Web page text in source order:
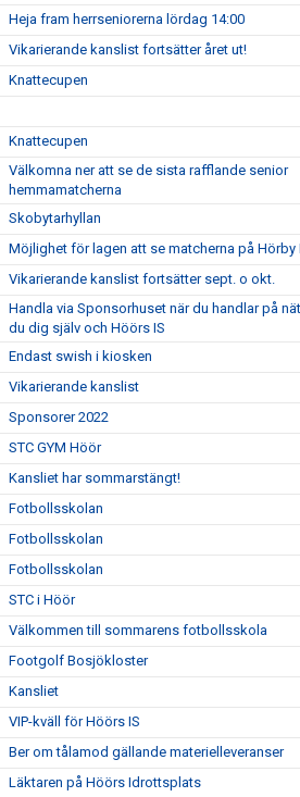
Heja fram herrseniorerna lördag 14:00
Vikarierande kanslist fortsätter året ut!
Knattecupen
Knattecupen
Välkomna ner att se de sista rafflande senior
hemmamatcherna
Skobytarhyllan
Möjlighet för lagen att se matcherna på Hörby
Vikarierande kanslist fortsätter sept. o okt.
Handla via Sponsorhuset när du handlar på
du dig själv och Höörs IS
Endast swish i kiosken
Vikarierande kanslist
Sponsorer 2022
STC GYM Höör
Kansliet har sommarstängt!
Fotbollsskolan
Fotbollsskolan
Fotbollsskolan
STC i Höör
Välkommen till sommarens fotbollsskola
Footgolf Bosjökloster
Kansliet
VIP-kväll för Höörs IS
Ber om tålamod gällande materielleveranser
Läktaren på Höörs Idrottsplats